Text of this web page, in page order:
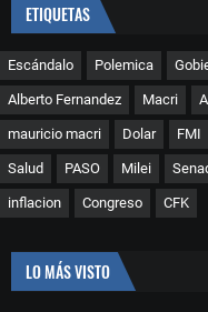
ETIQUETAS
Escándalo Polemica
Alberto Fernandez Macri
mauricio macri Dolar FMI
Salud PASO Milei
inflacion Congreso CFK
LO MÁS VISTO